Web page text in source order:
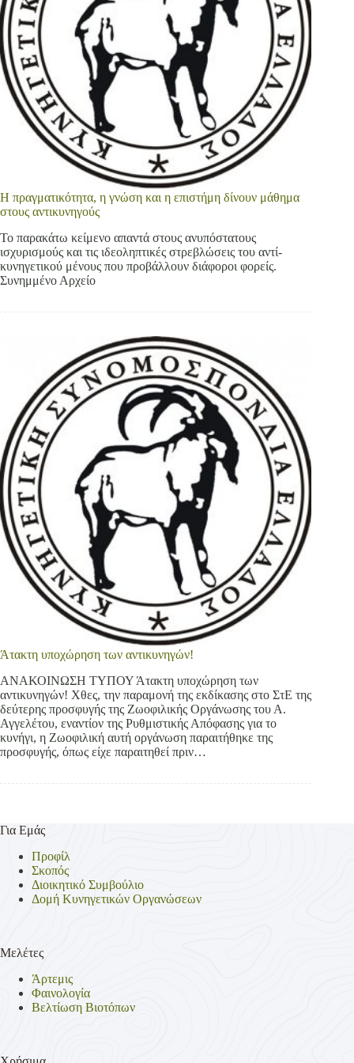
Η πραγματικότητα, η γνώση και η επιστήμη δίνουν μάθημα
στους αντικυνηγούς
Το παρακάτω κείμενο απαντά στους ανυπόστατους
ισχυρισμούς και τις ιδεοληπτικές στρεβλώσεις του αντί-
κυνηγετικού μένους που προβάλλουν διάφοροι φορείς.
Συνημμένο Αρχείο
Άτακτη υποχώρηση των αντικυνηγών!
ΑΝΑΚΟΙΝΩΣΗ ΤΥΠΟΥ Άτακτη υποχώρηση των
αντικυνηγών! Χθες, την παραμονή της εκδίκασης στο ΣτΕ της
δεύτερης προσφυγής της Ζωοφιλικής Οργάνωσης του Α.
Αγγελέτου, εναντίον της Ρυθμιστικής Απόφασης για το
κυνήγι, η Ζωοφιλική αυτή οργάνωση παραιτήθηκε της
προσφυγής, όπως είχε παραιτηθεί πριν…
Για Εμάς
Προφίλ
Σκοπός
Διοικητικό Συμβούλιο
Δομή Κυνηγετικών Οργανώσεων
Μελέτες
Άρτεμις
Φαινολογία
Βελτίωση Βιοτόπων